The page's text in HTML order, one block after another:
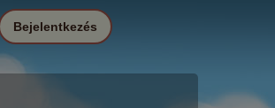
Bejelentkezés